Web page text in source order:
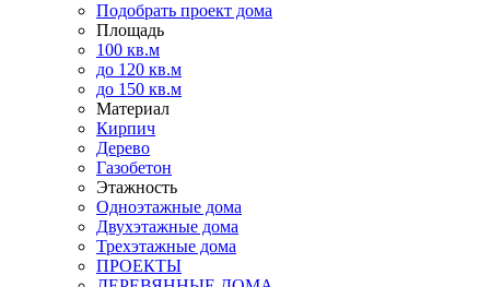
Подобрать проект дома
Площадь
100 кв.м
до 120 кв.м
до 150 кв.м
Материал
Кирпич
Дерево
Газобетон
Этажность
Одноэтажные дома
Двухэтажные дома
Трехэтажные дома
ПРОЕКТЫ